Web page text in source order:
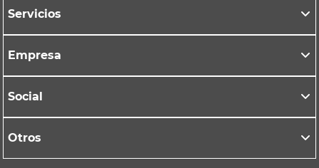
Servicios
Empresa
Social
Otros